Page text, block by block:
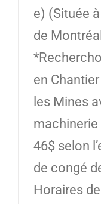
e) (Située
de
en
les Mines
machinerie
46$ selon
de congé
Horaires